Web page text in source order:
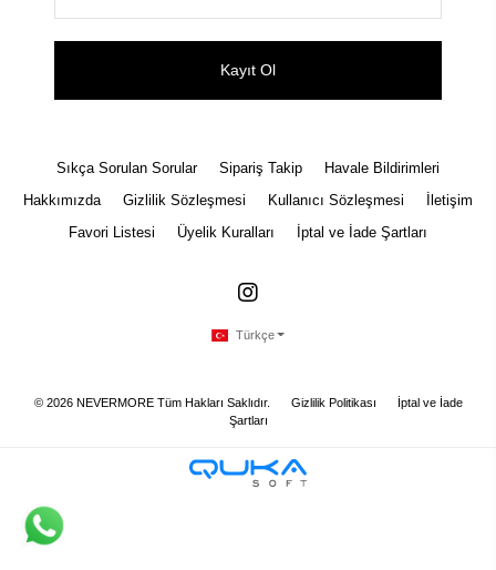
Kayıt Ol
Sıkça Sorulan Sorular Sipariş Takip
Havale Bildirimleri
Hakkımızda
Gizlilik Sözleşmesi Kullanıcı Sözleşmesi
İletişim
Favori Listesi
Üyelik Kuralları İptal ve İade Şartları
Türkçe
© 2026NEVERMORE Tüm Hakları Saklıdır. Gizlilik Politikası
İptal ve İade
Şartları